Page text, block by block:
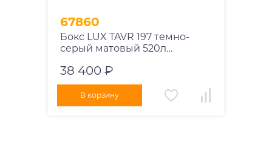
67860
Бокс LUX TAVR 197 темно-
серый матовый 520л
38 400 ₽
В корзину